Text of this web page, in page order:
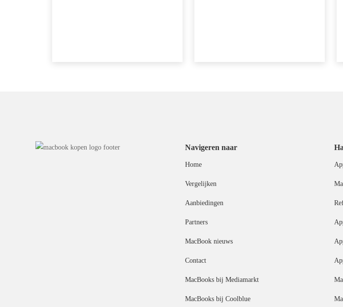
Navigeren naar
Home
Vergelijken
Aanbiedingen
Partners
MacBook nieuws
Contact
MacBooks bij Mediamarkt
MacBooks bij Coolblue